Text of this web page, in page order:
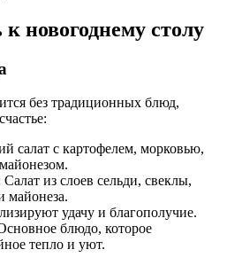
новогоднему столу
без традиционных блюд,
салат с картофелем, морковью,
Салат из слоев сельди, свеклы,
майонеза.
удачу и благополучие.
блюдо, которое
тепло и уют.